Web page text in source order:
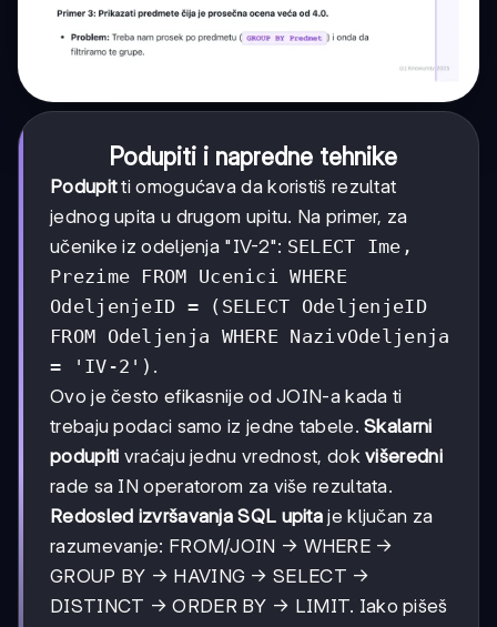
Podupiti i napredne tehnike
Podupitti omogućava da koristiš rezultat
jednog upita u drugom upitu. Na primer, za
učenike iz odeljenja "IV-2": SELECT Ime,
Prezime FROM Ucenici WHERE
OdeljenjeID = (SELECT OdeljenjeID
FROM Odeljenja WHERE NazivOdeljenja
= 'IV-2') .
Ovo je često efikasnije od JOIN-a kada ti
trebaju podaci samo iz jedne tabele.Skalarni
podupiti vraćaju jednu vrednost, dokvišeredni
rade sa IN operatorom za više rezultata.
Redosled izvršavanja SQL upita je ključan za
razumevanje: FROM/JOIN → WHERE →
GROUP BY → HAVING → SELECT →
DISTINCT → ORDER BY → LIMIT. Iako pišeš